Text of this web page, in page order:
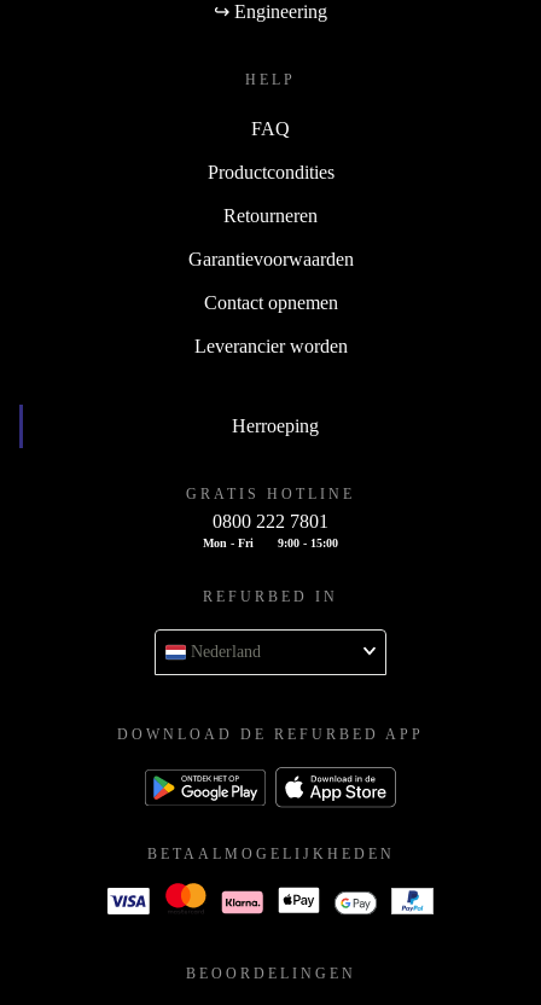
↪ Engineering
HELP
FAQ
Productcondities
Retourneren
Garantievoorwaarden
Contact opnemen
Leverancier worden
Herroeping
GRATIS HOTLINE
0800 222 7801
Mon - Fri 9:00 - 15:00
REFURBED IN
Nederland
DOWNLOAD DE REFURBED APP
BETAALMOGELIJKHEDEN
BEOORDELINGEN